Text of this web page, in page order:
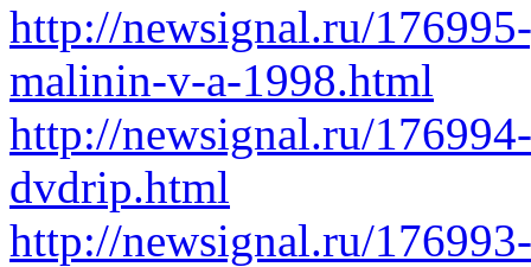
http://newsignal.ru/
malinin-v-a-1998.html
http://newsignal.ru/
dvdrip.html
http://newsignal.ru/